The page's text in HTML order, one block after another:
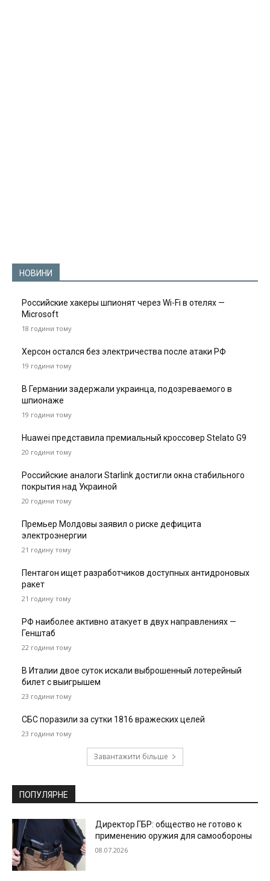
НОВИНИ
Российские хакеры шпионят через Wi-Fi в отелях —
Microsoft
18 години тому
Херсон остался без электричества после атаки РФ
19 години тому
В Германии задержали украинца, подозреваемого в
шпионаже
19 години тому
Huawei представила премиальный кроссовер Stelato G9
20 години тому
Российские аналоги Starlink достигли окна стабильного
покрытия над Украиной
20 години тому
Премьер Молдовы заявил о риске дефицита
электроэнергии
21 годину тому
Пентагон ищет разработчиков доступных антидроновых
ракет
21 годину тому
РФ наиболее активно атакует в двух направлениях —
Генштаб
22 години тому
В Италии двое суток искали выброшенный лотерейный
билет с выигрышем
23 години тому
СБС поразили за сутки 1816 вражеских целей
23 години тому
Завантажити більше
ПОПУЛЯРНЕ
Директор ГБР: общество не готово к
применению оружия для самообороны
08.07.2026